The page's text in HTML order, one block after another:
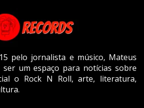
pelo jornalista e músico, Mateus
ser um espaço para notícias sobre
o Rock N Roll, arte, literatura,